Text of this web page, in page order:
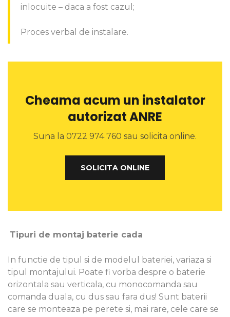
inlocuite – daca a fost cazul;
Proces verbal de instalare.
Cheama acum un instalator
autorizat ANRE
Suna la 0722 974 760 sau solicita online.
SOLICITA ONLINE
Tipuri de montaj baterie cada
In functie de tipul si de modelul bateriei, variaza si
tipul montajului. Poate fi vorba despre o baterie
orizontala sau verticala, cu monocomanda sau
comanda duala, cu dus sau fara dus! Sunt baterii
care se monteaza pe perete si, mai rare, cele care se